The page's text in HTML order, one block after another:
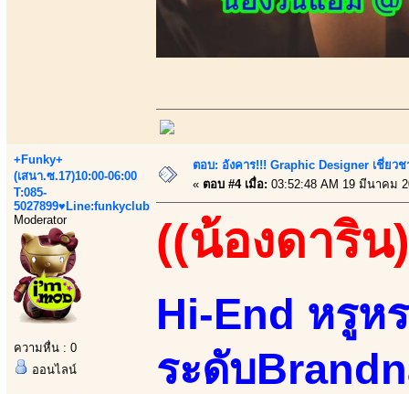
+Funky+
(เสนา.ซ.17)10:00-06:00
T:085-
5027899♥Line:funkyclub
Moderator
ความหื่น : 0
ออนไลน์
ตอบ: อังคาร!!! Graphic Designer เชี่ยว
« ตอบ #4 เมื่อ: 03:52:48 AM 19 มีนาคม
((น้องดาริน
Hi-End หรูห
ระดับ